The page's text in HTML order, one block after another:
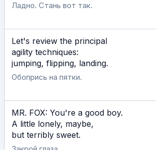
Ладно. Стань вот так.
Let's review the principal
agility techniques:
jumping, flipping, landing.
Обопрись на пятки.
MR. FOX: You're a good boy.
A little lonely, maybe,
but terribly sweet.